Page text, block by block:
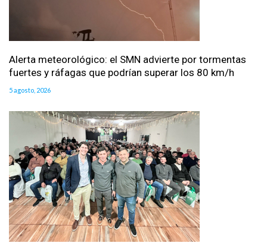
Alerta meteorológico: el SMN advierte por tormentas
fuertes y ráfagas que podrían superar los 80 km/h
5 agosto, 2026